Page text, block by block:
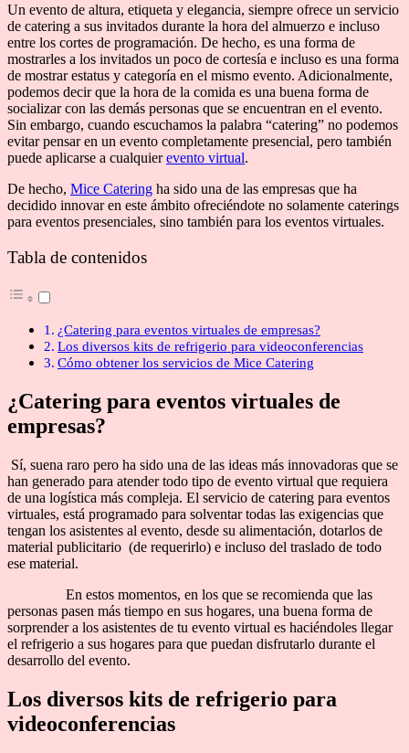
Un evento de altura, etiqueta y elegancia, siempre ofrece un servicio
de catering a sus invitados durante la hora del almuerzo e incluso
entre los cortes de programación. De hecho, es una forma de
mostrarles a los invitados un poco de cortesía e incluso es una forma
de mostrar estatus y categoría en el mismo evento. Adicionalmente,
podemos decir que la hora de la comida es una buena forma de
socializar con las demás personas que se encuentran en el evento.
Sin embargo, cuando escuchamos la palabra “catering” no podemos
evitar pensar en un evento completamente presencial, pero también
puede aplicarse a cualquierevento virtual.
De hecho, Mice Catering ha sido una de las empresas que ha
decidido innovar en este ámbito ofreciéndote no solamente caterings
para eventos presenciales, sino también para los eventos virtuales.
Tabla de contenidos
¿Catering para eventos virtuales de empresas?
Los diversos kits de refrigerio para videoconferencias
Cómo obtener los servicios de Mice Catering
¿Catering para eventos virtuales de
empresas?
Sí, suena raro pero ha sido una de las ideas más innovadoras que se
han generado para atender todo tipo de evento virtual que requiera
de una logística más compleja. El servicio de catering para eventos
virtuales, está programado para solventar todas las exigencias que
tengan los asistentes al evento, desde su alimentación, dotarlos de
material publicitario (de requerirlo) e incluso del traslado de todo
ese material.
En estos momentos, en los que se recomienda que las
personas pasen más tiempo en sus hogares, una buena forma de
sorprender a los asistentes de tu evento virtual es haciéndoles llegar
el refrigerio a sus hogares para que puedan disfrutarlo durante el
desarrollo del evento.
Los diversos kits de refrigerio para
videoconferencias